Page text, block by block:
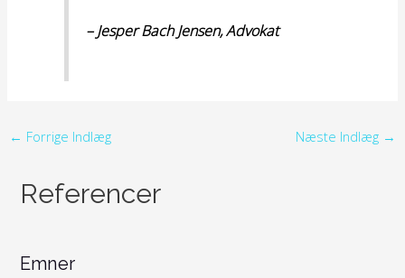
– Jesper Bach Jensen, Advokat
← Forrige Indlæg Næste Indlæg →
Referencer
Emner